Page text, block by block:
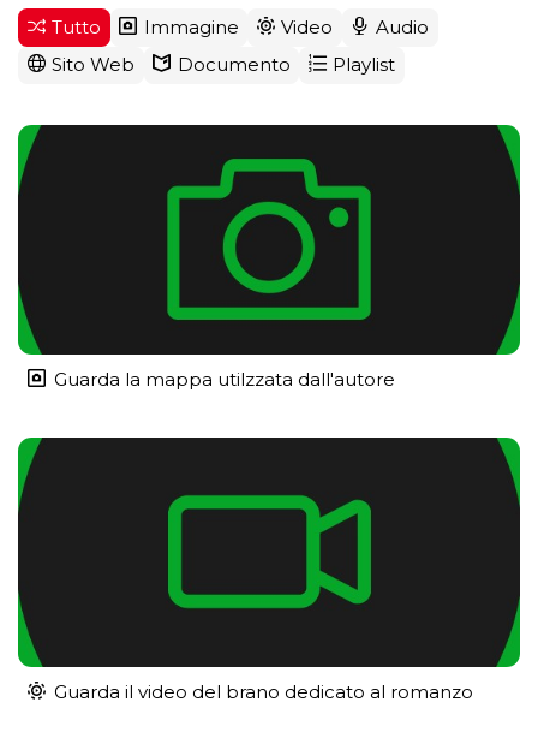
Tutto
Immagine Video
Audio
Sito Web
Documento Playlist
Guarda la mappa utilzzata dall'autore
Guarda il video del brano dedicato al romanzo